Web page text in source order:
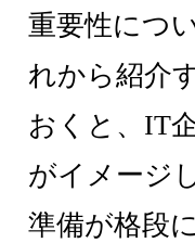
重要性につ
れから紹介
おくと、IT
がイメージ
準備が格段